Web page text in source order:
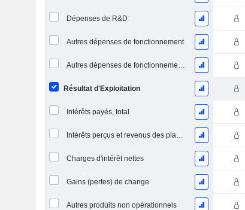
Dépenses de R&D
Autres dépenses de fonctionnement
Autres dépenses de fonctionnement, total
Résultat d'Exploitation
Intérêts payés, total
Intérêts perçus et revenus des placements
Charges d'intérêt nettes
Gains (pertes) de change
Autres produits non opérationnels